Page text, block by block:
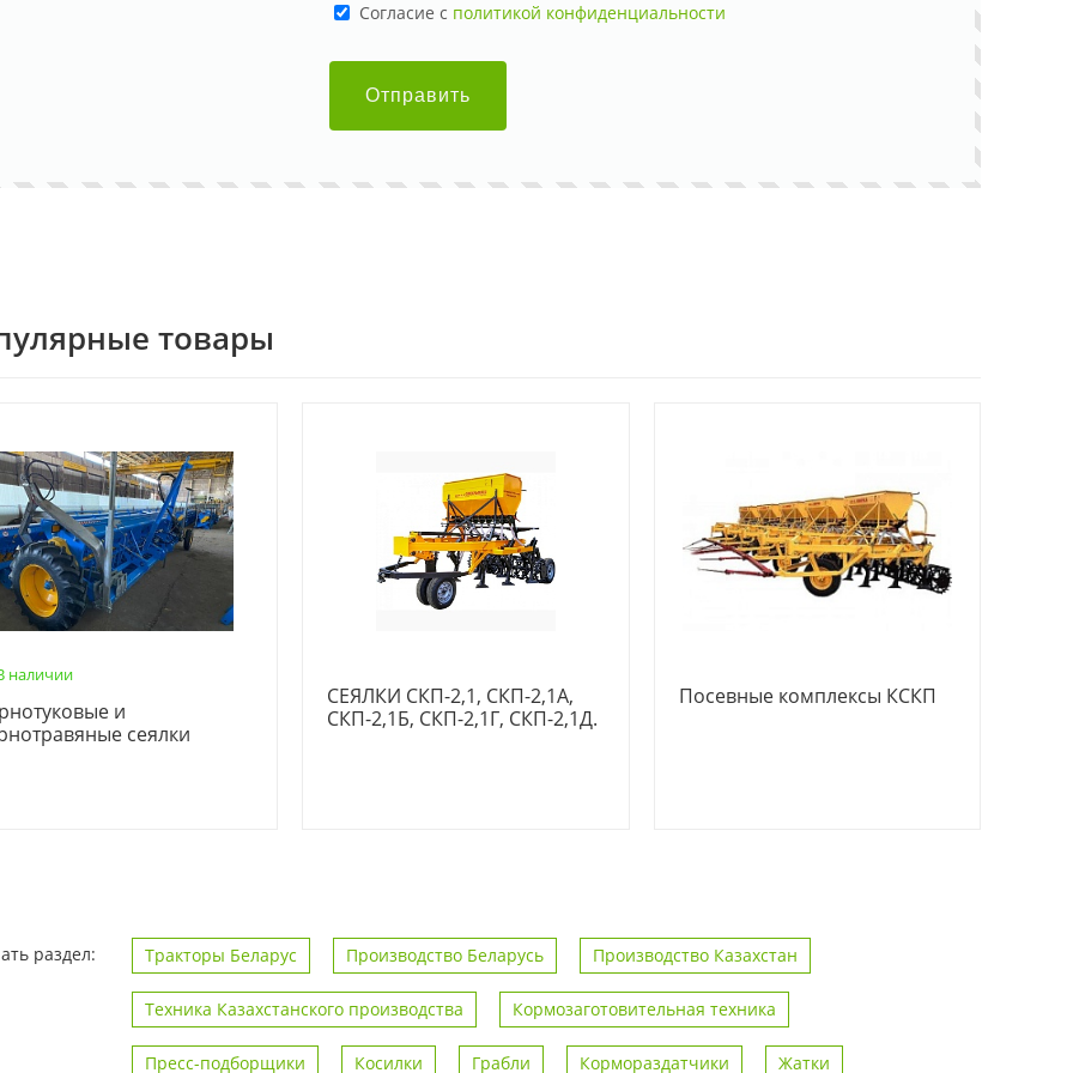
Cогласие с политикой конфиденциальности
Отправить
товары
наличии
и
сеялки
СЕЯЛКИ СКП-2,1, СКП-2,1А,
СКП-2,1Б, СКП-2,1Г, СКП-2,1Д.
Посевные комплексы КСКП
раздел: Тракторы Беларус Производство Беларусь Производство Казахстан
Техника Казахстанского производства Кормозаготовительная техника
Пресс-подборщики Косилки Грабли Кормораздатчики Жатки